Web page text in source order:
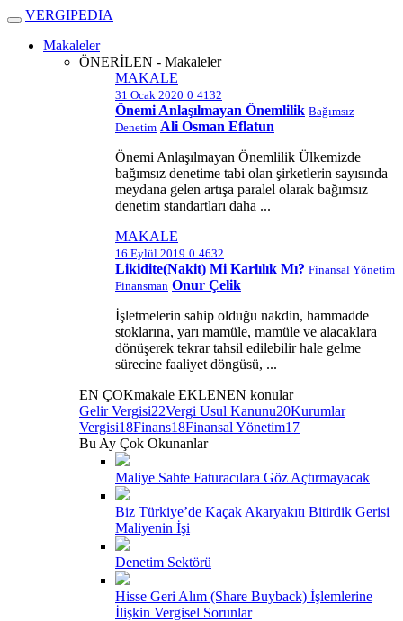
VERGIPEDIA
Makaleler
ÖNERİLEN - Makaleler
MAKALE
31 Ocak 2020 0 4132
Önemi Anlaşılmayan Önemlilik Bağımsız
Denetim Ali Osman Eflatun
Önemi Anlaşılmayan Önemlilik Ülkemizde
bağımsız denetime tabi olan şirketlerin sayısında
meydana gelen artışa paralel olarak bağımsız
denetim standartları daha ...
MAKALE
16 Eylül 2019 0 4632
Likidite(Nakit) Mi Karlılık Mı? Finansal Yönetim
Finansman Onur Çelik
İşletmelerin sahip olduğu nakdin, hammadde
stoklarına, yarı mamüle, mamüle ve alacaklara
dönüşerek tekrar tahsil edilebilir hale gelme
sürecine faaliyet döngüsü, ...
EN ÇOKmakale EKLENEN konular
Gelir Vergisi22Vergi Usul Kanunu20Kurumlar
Vergisi18Finans18Finansal Yönetim17
Bu Ay Çok Okunanlar
Maliye Sahte Faturacılara Göz Açtırmayacak
Biz Türkiye’de Kaçak Akaryakıtı Bitirdik Gerisi
Maliyenin İşi
Denetim Sektörü
Hisse Geri Alım (Share Buyback) İşlemlerine
İlişkin Vergisel Sorunlar